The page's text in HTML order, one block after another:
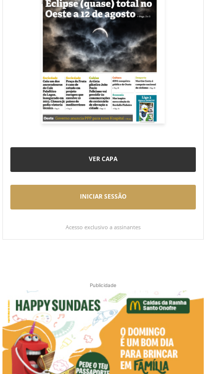
VER CAPA
INICIAR SESSÃO
Acesso exclusivo a assinantes
Publicidade